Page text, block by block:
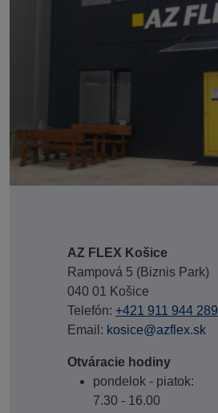
AZ FLEX Košice
Rampová 5 (Biznis Park)
040 01 Košice
Telefón: +421 911 944 289
Email: kosice@azflex.sk
Otváracie hodiny
pondelok - piatok:
7.30 - 16.00